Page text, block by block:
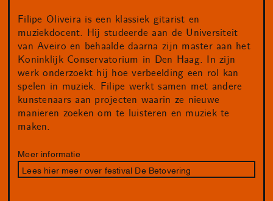
Filipe Oliveira is een klassiek gitarist en
muziekdocent. Hij studeerde aan de Universiteit
van Aveiro en behaalde daarna zijn master aan het
Koninklijk Conservatorium in Den Haag. In zijn
werk onderzoekt hij hoe verbeelding een rol kan
spelen in muziek. Filipe werkt samen met andere
kunstenaars aan projecten waarin ze nieuwe
manieren zoeken om te luisteren en muziek te
maken.
Meer informatie
Lees hier meer over festival De Betovering